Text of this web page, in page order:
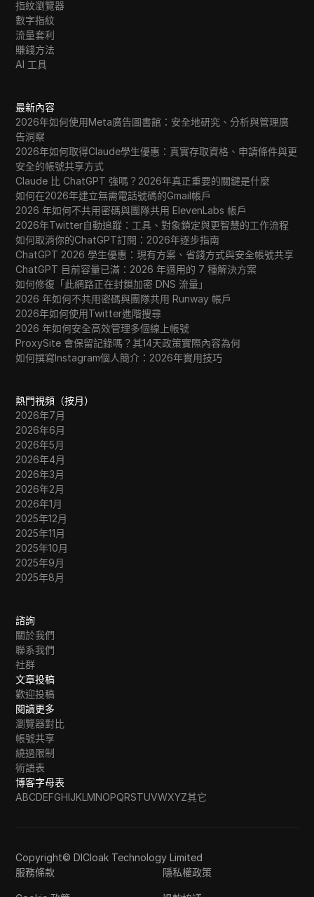
指紋瀏覽器
數字指紋
流量套利
賺錢方法
AI 工具
最新內容
2026年如何使用Meta廣告圖書館：安全地研究、分析與管理廣
告洞察
2026年如何取得Claude學生優惠：真實存取資格、申請條件與更
安全的帳號共享方式
Claude 比 ChatGPT 強嗎？2026年真正重要的關鍵是什麼
如何在2026年建立無需電話號碼的Gmail帳戶
2026 年如何不共用密碼與團隊共用 ElevenLabs 帳戶
2026年Twitter自動追蹤：工具、對象鎖定與更智慧的工作流程
如何取消你的ChatGPT訂閱：2026年逐步指南
ChatGPT 2026 學生優惠：現有方案、省錢方式與安全帳號共享
ChatGPT 目前容量已滿：2026 年適用的 7 種解決方案
如何修復「此網路正在封鎖加密 DNS 流量」
2026 年如何不共用密碼與團隊共用 Runway 帳戶
2026年如何使用Twitter進階搜尋
2026 年如何安全高效管理多個線上帳號
ProxySite 會保留記錄嗎？其14天政策實際內容為何
如何撰寫Instagram個人簡介：2026年實用技巧
熱門視頻（按月）
2026年7月
2026年6月
2026年5月
2026年4月
2026年3月
2026年2月
2026年1月
2025年12月
2025年11月
2025年10月
2025年9月
2025年8月
諮詢
關於我們
聯系我們
社群
文章投稿
歡迎投稿
閱讀更多
瀏覽器對比
帳號共享
繞過限制
術語表
博客字母表
ABCDEFGHIJKLMNOPQRSTUVWXYZ其它
Copyright© DICloak Technology Limited
服務條款
隱私權政策